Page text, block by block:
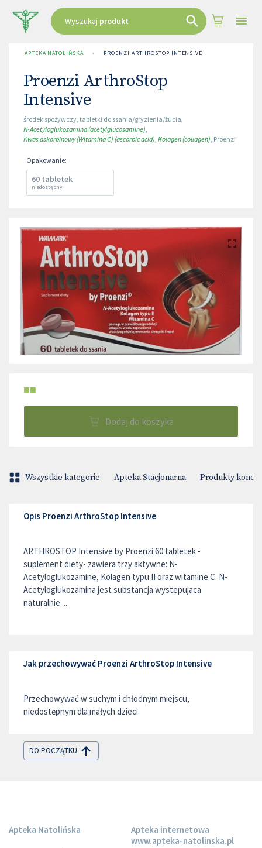
Wyszukaj produkt
APTEKA NATOLIŃSKA › PROENZI ARTHROSTOP INTENSIVE
Proenzi ArthroStop
Intensive
środek spożywczy, tabletki do ssania/gryzienia/żucia,
N-Acetyloglukozamina (acetylglucosamine),
Kwas askorbinowy (Witamina C) (ascorbic acid), Kolagen (collagen), Proenzi
Opakowanie:
60 tabletek
niedostępny
■■
Dodaj do koszyka
Wszystkie kategorie Apteka Stacjonarna Produkty
Opis Proenzi ArthroStop Intensive
ARTHROSTOP Intensive by Proenzi 60 tabletek -
suplement diety- zawiera trzy aktywne: N-
Acetyloglukozamine, Kolagen typu II oraz witamine C. N-
Acetyloglukozamina jest substancja wystepujaca
naturalnie ...
Jak przechowywać Proenzi ArthroStop Intensive
Przechowywać w suchym i chłodnym miejscu,
niedostępnym dla małych dzieci.
DO POCZĄTKU
Apteka Natolińska
Apteka internetowa
www.apteka-natolinska.pl